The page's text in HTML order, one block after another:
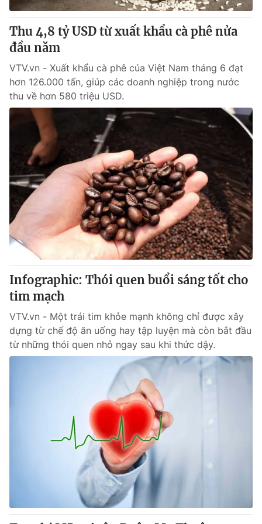
Sản phẩm
Thị trường
Lịch phát sóng
Chuyên mục khác
Emagazine
Photo Infographic
Video Shorts video
VTV Money VTV Thể thao
VTV Sức khoẻ Bất động sản
Thị trường 24h Tấm lòng Việt
VTV4
VTV9 VTV8
English
Theo dõi báo trên
Cơ quan chủ quản:Đài Truyền hình Việt Nam
Cơ quan báo chí:Thời báo VTV
Thu 4,8 tỷ USD từ xuất khẩu cà phê nửa
đầu năm
VTV.vn - Xuất khẩu cà phê của Việt Nam tháng 6 đạt
hơn 126.000 tấn, giúp các doanh nghiệp trong nước
thu về hơn 580 triệu USD.
Infographic: Thói quen buổi sáng tốt cho
tim mạch
VTV.vn - Một trái tim khỏe mạnh không chỉ được xây
dựng từ chế độ ăn uống hay tập luyện mà còn bắt đầu
từ những thói quen nhỏ ngay sau khi thức dậy.